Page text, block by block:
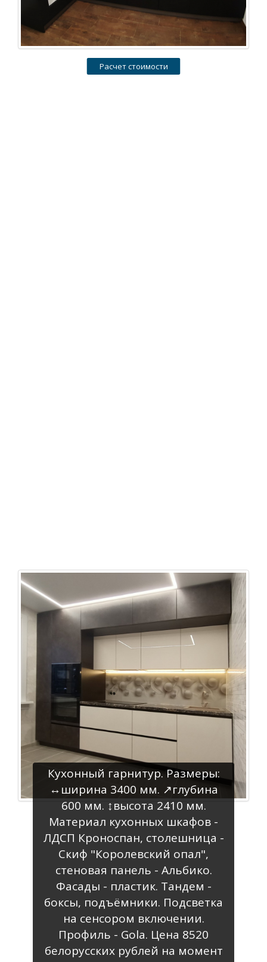
Расчет стоимости
Кухонный гарнитур. Размеры:
↔️ширина 3400 мм. ↗️глубина
600 мм. ↕️высота 2410 мм.
Материал кухонных шкафов -
ЛДСП Кроноспан, столешница -
Скиф "Королевский опал",
стеновая панель - Альбико.
Фасады - пластик. Тандем -
боксы, подъёмники. Подсветка
на сенсором включении.
Профиль - Gola. Цена 8520
белорусских рублей на момент